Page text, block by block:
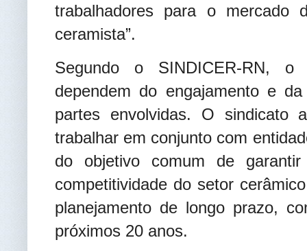
trabalhadores para o mercado
ceramista”.
Segundo o SINDICER-RN,
dependem do engajamento e
partes envolvidas. O sindicato
trabalhar em conjunto com
do objetivo comum de
competitividade do setor
planejamento de longo prazo,
próximos 20 anos.